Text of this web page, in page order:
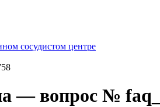
сосудистом центре
— вопрос №